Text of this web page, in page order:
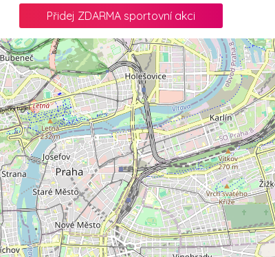
Přidej ZDARMA sportovní akci